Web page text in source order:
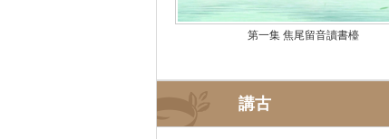
第一集 焦尾留音讀書檯
講古